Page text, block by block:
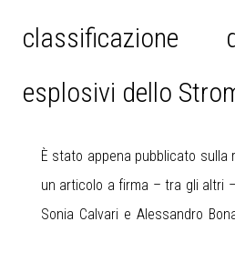
classificazione
esplosivi dello
È stato appena pubblicato sulla
un articolo a firma – tra gli altri –
Sonia Calvari e Alessandro